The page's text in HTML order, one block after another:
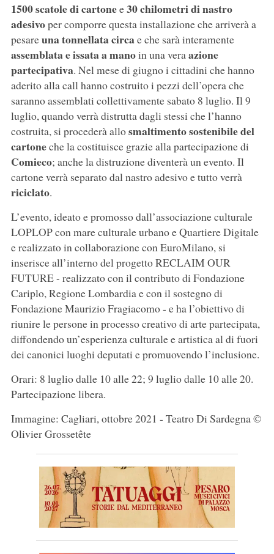
1500 scatole di cartonee30 chilometri di nastro
adesivoper comporre questa installazione che arriverà a
pesareuna tonnellata circae che sarà interamente
assemblata e issata a manoin una veraazione
partecipativa. Nel mese di giugno i cittadini che hanno
aderito alla call hanno costruito i pezzi dell’opera che
saranno assemblati collettivamente sabato 8 luglio. Il 9
luglio, quando verrà distrutta dagli stessi che l’hanno
costruita, si procederà allosmaltimento sostenibile del
cartoneche la costituisce grazie alla partecipazione di
Comieco; anche la distruzione diventerà un evento. Il
cartone verrà separato dal nastro adesivo e tutto verrà
riciclato.
L’evento, ideato e promosso dall’associazione culturale
LOPLOP con mare culturale urbano e Quartiere Digitale
e realizzato in collaborazione con EuroMilano, si
inserisce all’interno del progetto RECLAIM OUR
FUTURE - realizzato con il contributo di Fondazione
Cariplo, Regione Lombardia e con il sostegno di
Fondazione Maurizio Fragiacomo - e ha l’obiettivo di
riunire le persone in processo creativo di arte partecipata,
diffondendo un’esperienza culturale e artistica al di fuori
dei canonici luoghi deputati e promuovendo l’inclusione.
Orari: 8 luglio dalle 10 alle 22; 9 luglio dalle 10 alle 20.
Partecipazione libera.
Immagine: Cagliari, ottobre 2021 - Teatro Di Sardegna ©
Olivier Grossetête